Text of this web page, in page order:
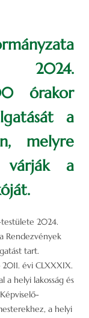
2024.
órakor
a
melyre
várják a
testülete 2024.
Rendezvények
tart.
évi CLXXXIX.
a helyi lakosság és
a helyi